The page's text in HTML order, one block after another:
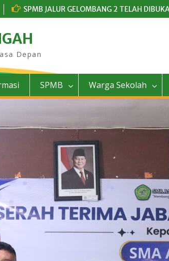
SPMB JALUR GELOMBANG 2 TELAH
Depan
SPMB Warga Sekolah